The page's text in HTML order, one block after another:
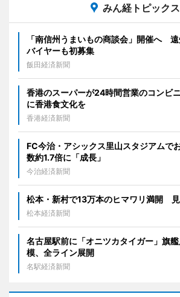
みん経トピックス
「南信州うまいもの商談会」開催へ
バイヤーも初募集
飯田経済新聞
香港のスーパーが24時間営業のコンビ
に香港食文化を
香港経済新聞
FC今治・アシックス里山スタジアムで
数約1.7倍に「成長」
今治経済新聞
松本・新村で13万本のヒマワリ満開
松本経済新聞
名古屋駅前に「オニツカタイガー」旗
模、全ライン展開
名駅経済新聞